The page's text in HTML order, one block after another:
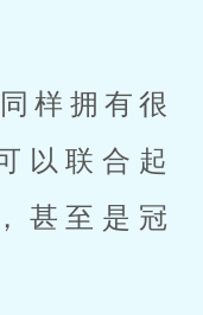
样拥有很
以联合起
甚至是冠